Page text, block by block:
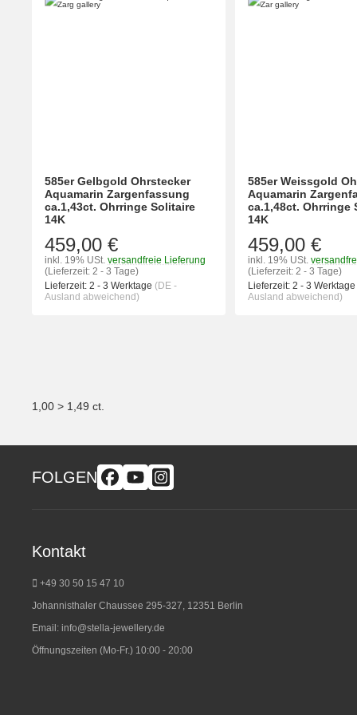
585er Gelbgold Ohrstecker
Aquamarin Zargenfassung
ca.1,43ct. Ohrringe Solitaire
14K
459,00 €
inkl. 19% USt. versandfreie Lieferung
(Lieferzeit: 2 - 3 Tage)
Lieferzeit: 2 - 3 Werktage (DE -
Ausland abweichend)
585er Weissgold
Aquamarin
ca.1,48ct. Ohrringe
14K
459,00 €
inkl. 19% USt.
(Lieferzeit: 2 - 3 Tage)
Lieferzeit: 2 - 3
Ausland abweichend)
1,00 > 1,49 ct.
FOLGEN
Kontakt
+49 30 50 15 47 10
Johannisthaler Chaussee 295-327, 12351 Berlin
Email: info@stella-jewellery.de
Öffnungszeiten (Mo-Fr.) 10:00 - 20:00